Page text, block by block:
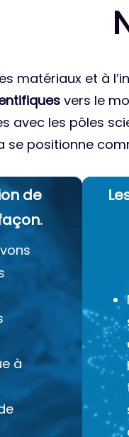
matériaux et à
vers le
avec les pôles
se positionne
de
à